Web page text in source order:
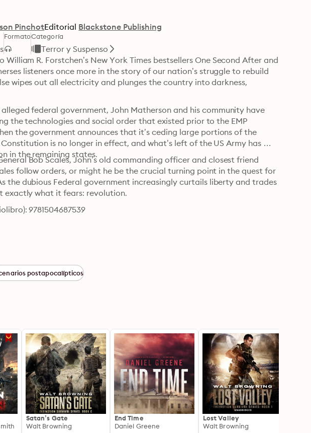
PinchotEditorial Blackstone Publishing
FormatoCategoría
Terror y Suspenso
R. Forstchen’s New York Times bestsellers One Second After and
listeners once more in the story of our nation’s struggle to rebuild
wipes out all electricity and plunges the country into darkness,
federal government, John Matherson and his community have
the technologies and social order that existed prior to the EMP
the government announces that it’s ceding large portions of the
is no longer in effect, and what’s left of the US Army has
in the remaining states.
Bob Scales, John’s old commanding officer and closest friend
follow orders, or might he be the crucial turning point in the quest for
the dubious Federal government increasingly curtails liberty and trades
exactly what it fears: revolution.
9781504687539
postapocalípticos
Satan’s Gate
Walt Browning
End Time
Daniel Greene
Lost Valley
Walt Browning